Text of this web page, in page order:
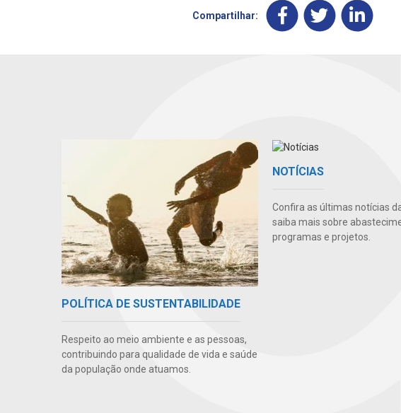
Compartilhar:
POLÍTICA DE SUSTENTABILIDADE
Respeito ao meio ambiente e as pessoas,
contribuindo para qualidade de vida e saúde
da população onde atuamos.
NOTÍCIAS
Confira as últimas notícias
saiba mais sobre
programas e projetos.